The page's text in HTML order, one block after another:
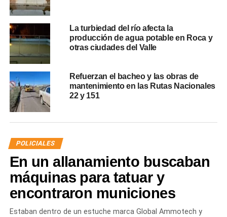
La turbiedad del río afecta la
producción de agua potable en Roca y
otras ciudades del Valle
Refuerzan el bacheo y las obras de
mantenimiento en las Rutas Nacionales
22 y 151
POLICIALES
En un allanamiento buscaban
máquinas para tatuar y
encontraron municiones
Estaban dentro de un estuche marca Global Ammotech y